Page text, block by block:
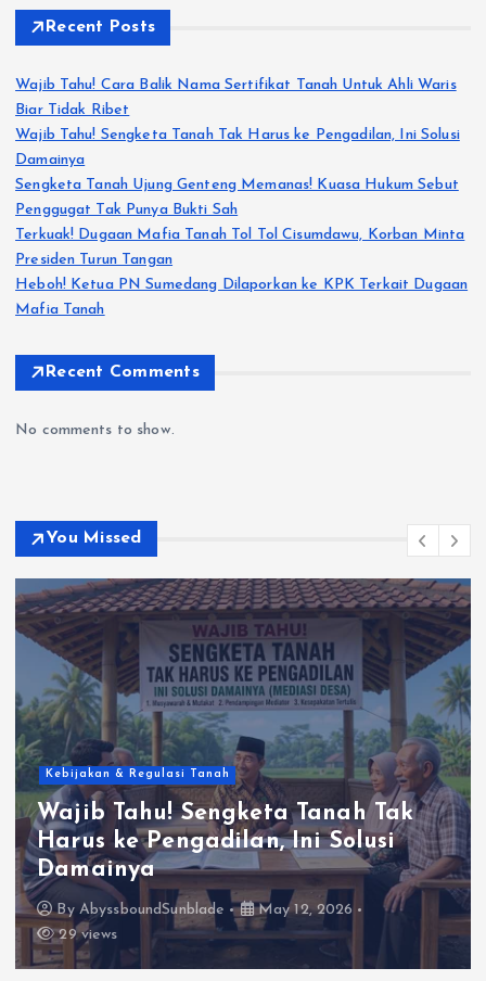
Recent Posts
Wajib Tahu! Cara Balik Nama Sertifikat Tanah Untuk Ahli Waris
Biar Tidak Ribet
Wajib Tahu! Sengketa Tanah Tak Harus ke Pengadilan, Ini Solusi
Damainya
Sengketa Tanah Ujung Genteng Memanas! Kuasa Hukum Sebut
Penggugat Tak Punya Bukti Sah
Terkuak! Dugaan Mafia Tanah Tol Tol Cisumdawu, Korban Minta
Presiden Turun Tangan
Heboh! Ketua PN Sumedang Dilaporkan ke KPK Terkait Dugaan
Mafia Tanah
Recent Comments
No comments to show.
You Missed
Kebijakan & Regulasi Tanah
Wajib Tahu! Sengketa Tanah Tak
Harus ke Pengadilan, Ini Solusi
Damainya
By AbyssboundSunblade
May 12, 2026
29 views